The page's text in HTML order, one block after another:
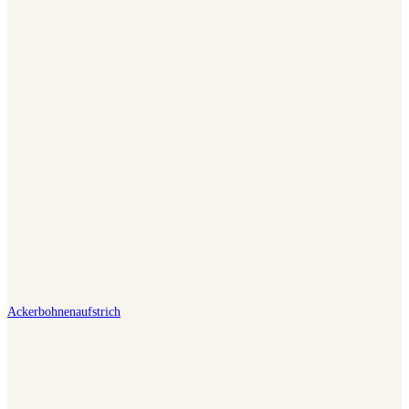
Ackerbohnenaufstrich